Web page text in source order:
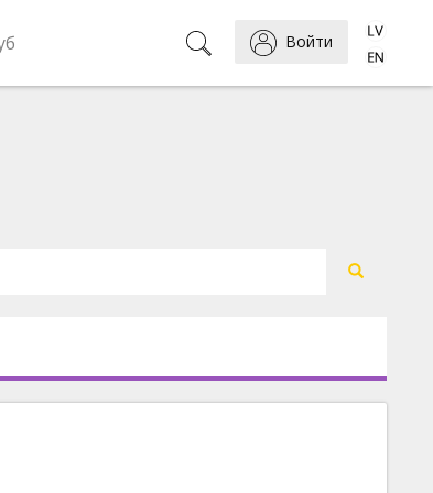
Войти